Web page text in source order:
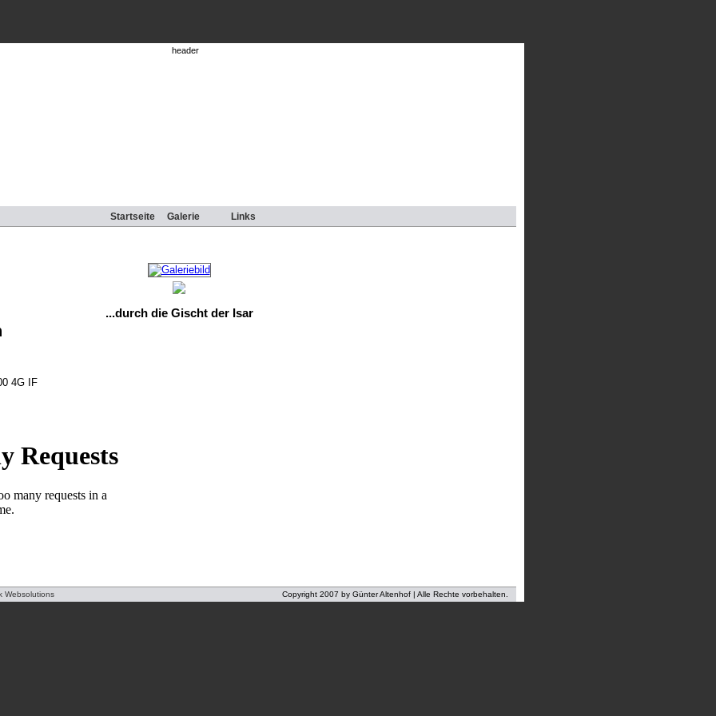
Startseite Galerie Links
...durch die Gischt der Isar
4G IF
Websolutions Copyright 2007 by Günter Altenhof | Alle Rechte vorbehalten.